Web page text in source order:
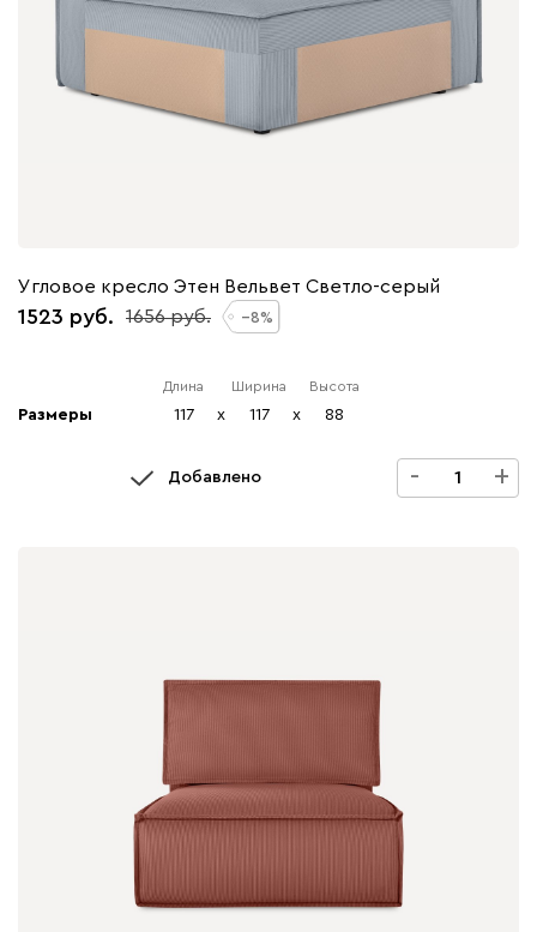
Угловое кресло Этен Вельвет Светло-серый
1523 1656 8
Размеры
Длина
117 x
Ширина
117 x
Высота
88
Добавлено - +